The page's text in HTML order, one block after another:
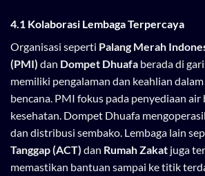
4.1 Kolaborasi Lembaga Terpercaya
Organisasi seperti Palang Merah
(PMI) dan Dompet Dhuafa berada di
memiliki pengalaman dan keahlian
bencana. PMI fokus pada penyediaan air
kesehatan. Dompet Dhuafa
dan distribusi sembako. Lembaga lain
Tanggap (ACT) dan Rumah Zakat juga
memastikan bantuan sampai ke titik